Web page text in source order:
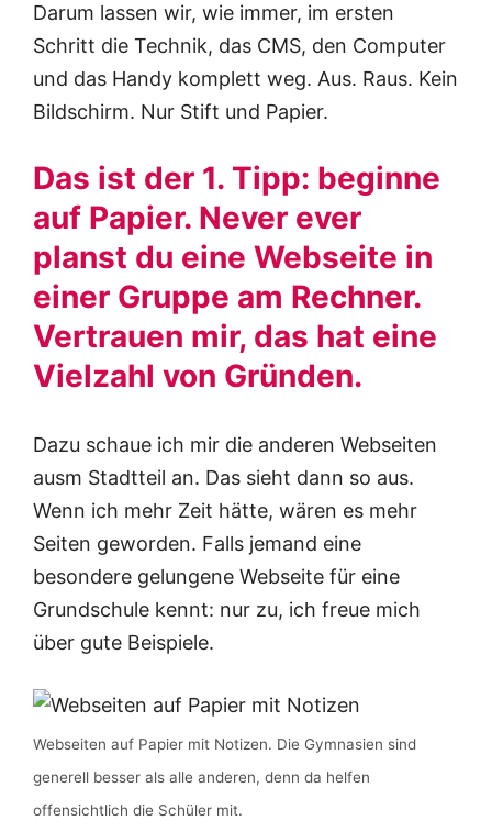
Darum lassen wir, wie immer, im ersten
Schritt die Technik, das CMS, den Computer
und das Handy komplett weg. Aus. Raus. Kein
Bildschirm. Nur Stift und Papier.
Das ist der 1. Tipp: beginne
auf Papier. Never ever
planst du eine Webseite in
einer Gruppe am Rechner.
Vertrauen mir, das hat eine
Vielzahl von Gründen.
Dazu schaue ich mir die anderen Webseiten
ausm Stadtteil an. Das sieht dann so aus.
Wenn ich mehr Zeit hätte, wären es mehr
Seiten geworden. Falls jemand eine
besondere gelungene Webseite für eine
Grundschule kennt: nur zu, ich freue mich
über gute Beispiele.
Webseiten auf Papier mit Notizen. Die Gymnasien sind
generell besser als alle anderen, denn da helfen
offensichtlich die Schüler mit.